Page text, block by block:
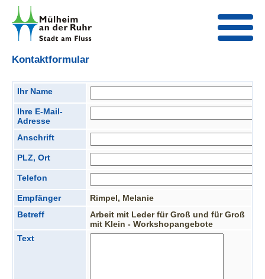
Kontaktformular
Ihr Name
Ihre E-Mail-
Adresse
Anschrift
PLZ, Ort
Telefon
Empfänger
Rimpel, Melanie
Betreff
Arbeit mit Leder für Groß und für Groß
mit Klein - Workshopangebote
Text